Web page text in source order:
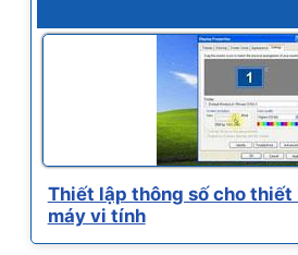
Thiết lập thông số cho thiết
máy vi tính